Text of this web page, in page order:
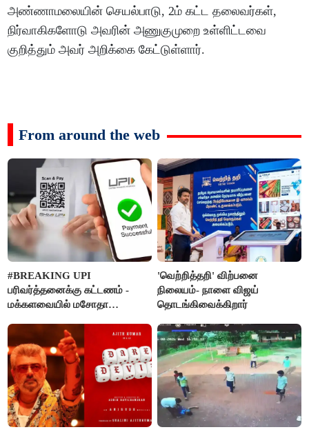
அண்ணாமலையின் செயல்பாடு, 2ம் கட்ட தலைவர்கள்,
நிர்வாகிகளோடு அவரின் அணுகுமுறை உள்ளிட்டவை
குறித்தும் அவர் அறிக்கை கேட்டுள்ளார்.
From around the web
#BREAKING UPI
பரிவர்த்தனைக்கு கட்டணம் -
மக்களவையில் மசோதா
'வெற்றித்தறி' விற்பனை
நிலையம்- நாளை விஜய்
தொடங்கிவைக்கிறார்